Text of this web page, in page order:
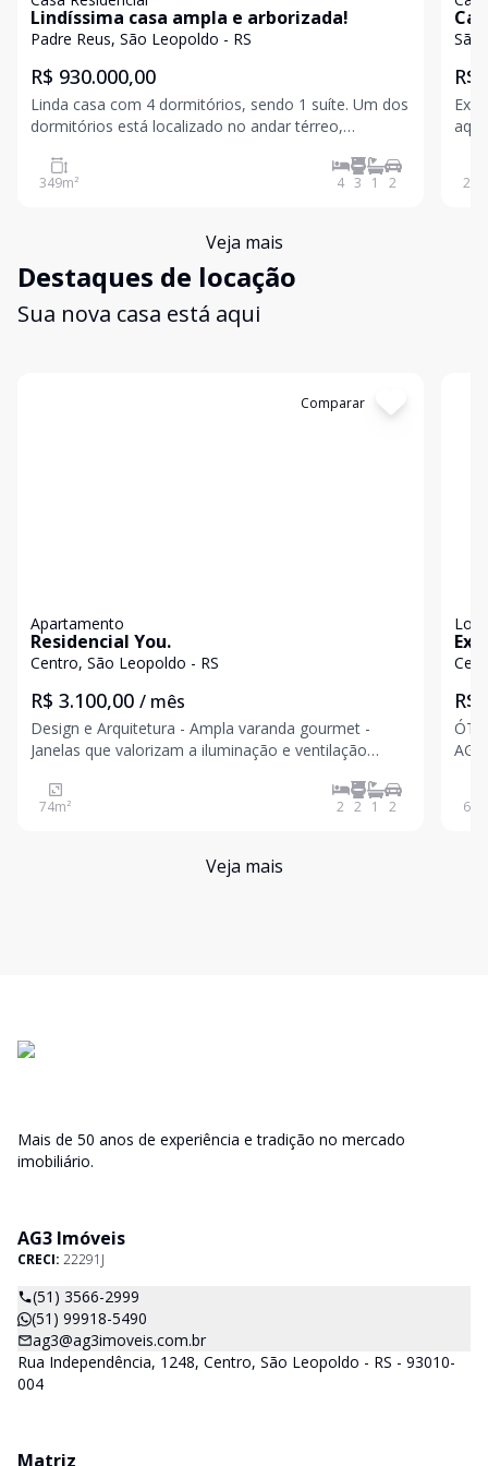
Lindíssima casa ampla e arborizada!
Padre Reus, São Leopoldo - RS
R$ 930.000,00
Linda casa com 4 dormitórios, sendo 1 suíte. Um dos
dormitórios está localizado no andar térreo,
imóvel conta com 3 banheiros ? sendo 1 no térreo, 1
na lavanderia e 1 no andar superior. Dispõe de
349m² 4 3 1 2
São
R$
234
Veja mais
Destaques de locação
Sua nova casa está aqui
Comparar
Apartamento
Residencial You.
Centro, São Leopoldo - RS
R$ 3.100,00 / mês
Design e Arquitetura - Ampla varanda gourmet -
Janelas que valorizam a iluminação e ventilação
- Brinquedoteca - Salão de festas - Sala de jogos -
74m² 2 2 1 2
Loja
R$
64
Veja mais
Mais de 50 anos de experiência e tradição no mercado
imobiliário.
AG3 Imóveis
CRECI: 22291J
(51) 3566-2999
(51) 99918-5490
ag3@ag3imoveis.com.br
Rua Independência, 1248, Centro, São Leopoldo - RS - 93010-
004
Matriz